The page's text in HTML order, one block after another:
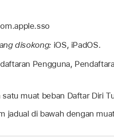
disokong:iOS, iPadOS.
Pengguna,
muat beban Daftar Diri
jadual di bawah dengan